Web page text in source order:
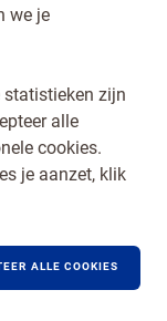
onze voorwaarden
we je
statistieken zijn
alle
cookies.
je aanzet, klik
ALLE COOKIES